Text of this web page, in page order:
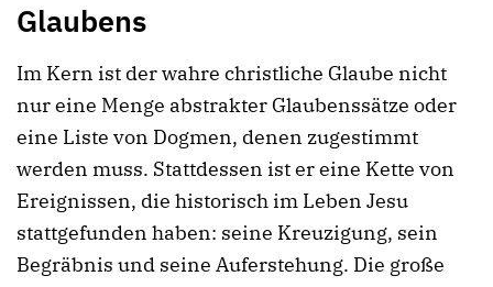
Glaubens
Im Kern ist der wahre christliche Glaube nicht
nur eine Menge abstrakter Glaubenssätze oder
eine Liste von Dogmen, denen zugestimmt
werden muss. Stattdessen ist er eine Kette von
Ereignissen, die historisch im Leben Jesu
stattgefunden haben: seine Kreuzigung, sein
Begräbnis und seine Auferstehung. Die große